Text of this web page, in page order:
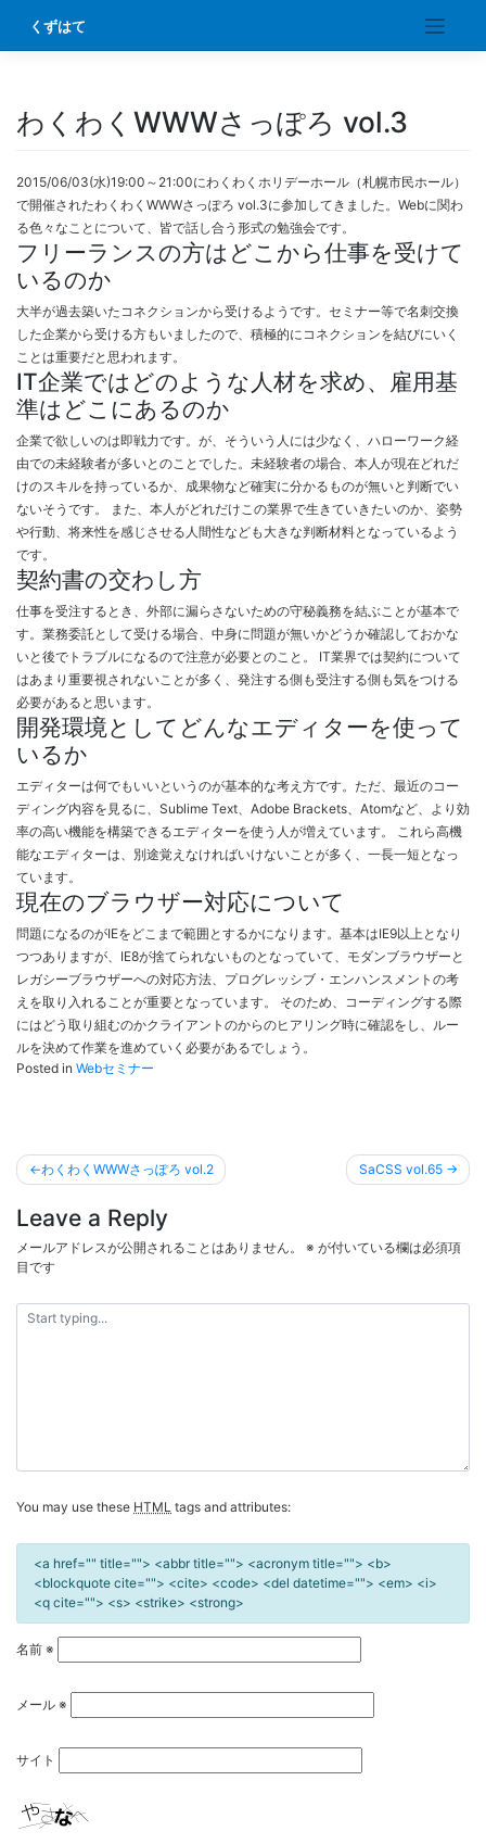
content
くずはて
わくわくWWWさっぽろ vol.3
2015/06/03(水)19:00～21:00にわくわくホリデーホール（札幌市民ホール）
で開催されたわくわくWWWさっぽろ vol.3に参加してきました。Webに関わ
る色々なことについて、皆で話し合う形式の勉強会です。
フリーランスの方はどこから仕事を受けて
いるのか
大半が過去築いたコネクションから受けるようです。セミナー等で名刺交換
した企業から受ける方もいましたので、積極的にコネクションを結びにいく
ことは重要だと思われます。
IT企業ではどのような人材を求め、雇用基
準はどこにあるのか
企業で欲しいのは即戦力です。が、そういう人には少なく、ハローワーク経
由での未経験者が多いとのことでした。未経験者の場合、本人が現在どれだ
けのスキルを持っているか、成果物など確実に分かるものが無いと判断でい
ないそうです。 また、本人がどれだけこの業界で生きていきたいのか、姿勢
や行動、将来性を感じさせる人間性なども大きな判断材料となっているよう
です。
契約書の交わし方
仕事を受注するとき、外部に漏らさないための守秘義務を結ぶことが基本で
す。業務委託として受ける場合、中身に問題が無いかどうか確認しておかな
いと後でトラブルになるので注意が必要とのこと。 IT業界では契約について
はあまり重要視されないことが多く、発注する側も受注する側も気をつける
必要があると思います。
開発環境としてどんなエディターを使って
いるか
エディターは何でもいいというのが基本的な考え方です。ただ、最近のコー
ディング内容を見るに、Sublime Text、Adobe Brackets、Atomなど、より効
率の高い機能を構築できるエディターを使う人が増えています。 これら高機
能なエディターは、別途覚えなければいけないことが多く、一長一短となっ
ています。
現在のブラウザー対応について
問題になるのがIEをどこまで範囲とするかになります。基本はIE9以上となり
つつありますが、IE8が捨てられないものとなっていて、モダンブラウザーと
レガシーブラウザーへの対応方法、プログレッシブ・エンハンスメントの考
えを取り入れることが重要となっています。 そのため、コーディングする際
にはどう取り組むのかクライアントのからのヒアリング時に確認をし、ルー
ルを決めて作業を進めていく必要があるでしょう。
Posted in Webセミナー
投
稿
ナ
ビ
ゲ
ー
シ
わくわくWWWさっぽろ vol.2 SaCSS vol.65
Leave a Reply
メールアドレスが公開されることはありません。 ※ が付いている欄は必須項
目です
You may use these HTML tags and attributes:
<a href="" title=""> <abbr title=""> <acronym title=""> <b>
<blockquote cite=""> <cite> <code> <del datetime=""> <em> <i>
<q cite=""> <s> <strike> <strong>
名前 ※
メール ※
サイト